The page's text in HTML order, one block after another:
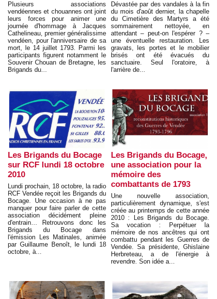
Plusieurs associations
vendéennes et chouannes ont joint
leurs forces pour animer une
journée d'hommage à Jacques
Cathelineau, premier généralissime
vendéen, pour l'anniversaire de sa
mort, le 14 juillet 1793. Parmi les
participants figurent notamment le
Souvenir Chouan de Bretagne, les
Brigands du...
Dévastée par des vandales à la fin
du mois d'août dernier, la chapelle
du Cimetière des Martyrs a été
sommairement nettoyée, en
attendant – peut-on l'espérer ? –
une éventuelle restauration. Les
gravats, les portes et le mobilier
brisés ont été évacués du
sanctuaire. Seul l'oratoire, à
l'arrière de...
Les Brigands du Bocage
sur RCF lundi 18 octobre
2010
Lundi prochain, 18 octobre, la radio
RCF Vendée reçoit les Brigands du
Bocage. Une occasion à ne pas
manquer pour faire parler de cette
association décidément pleine
d'entrain… Retrouvons donc les
Brigands du Bocage dans
l'émission Les Matinales, animée
par Guillaume Benoît, le lundi 18
octobre, à...
Les Brigands du Bocage,
une association pour la
mémoire des
combattants de 1793
Une nouvelle association,
particulièrement dynamique, s'est
créée au printemps de cette année
2010 : Les Brigands du Bocage.
Sa vocation : Perpétuer la
mémoire de nos ancêtres qui ont
combattu pendant les Guerres de
Vendée. Sa présidente, Ghislaine
Herbreteau, a de l'énergie à
revendre. Son idée a...